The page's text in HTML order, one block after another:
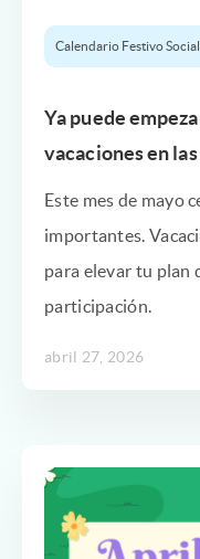
Calendario Festivo
Ya puede
vacaciones en
Este mes de mayo
importantes.
para elevar tu plan
participación.
abril 27, 2026